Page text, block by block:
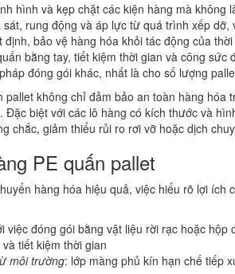
hình và kẹp chặt các kiện hàng mà không
rung động và áp lực từ quá trình xếp dỡ,
định, bảo vệ hàng hóa khỏi tác động của
bằng tay, tiết kiệm thời gian và công sức
đóng gói khác, nhất là cho số lượng
không chỉ đảm bảo an toàn hàng hóa
biệt với các lô hàng có kích thước và
chắc, giảm thiểu rủi ro rơi vỡ hoặc dịch
PE quấn pallet
hàng hóa hiệu quả, việc hiểu rõ lợi ích
việc đóng gói bằng vật liệu rời rạc hoặc
tiết kiệm thời gian
môi trường: lớp màng phủ kín hạn chế tiếp